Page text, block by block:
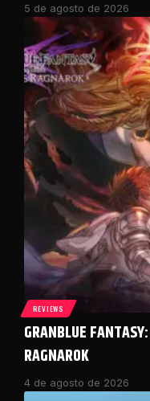
5 de agosto de 2026
REVIEWS
GRANBLUE
RAGNAROK
4 de agosto de 2026